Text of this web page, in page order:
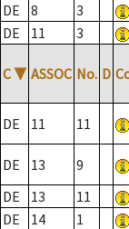
DE
8 3
DE
11 3
C ▼ ASSOC No. D
DE 11 11
DE 13 9
DE
13 11
DE
14 1